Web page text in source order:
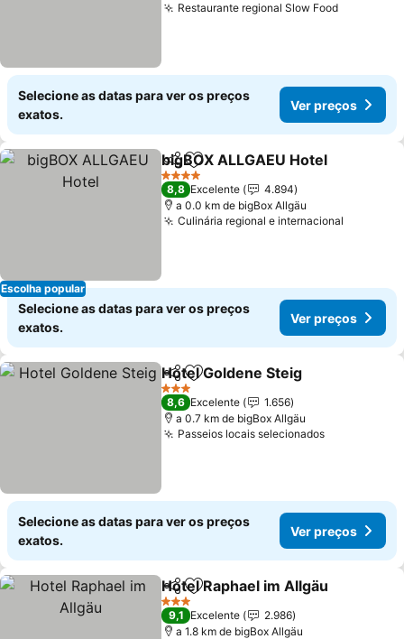
Restaurante regional Slow Food
Selecione as datas para ver os preços
exatos.
Ver preços
Escolha popular
PartilharAdicionar aos favoritos
bigBOX ALLGAEU Hotel
4 Estrelas
8,8 Excelente
4.894
a 0.0 km de bigBox Allgäu
Culinária regional e internacional
Selecione as datas para ver os preços
exatos.
Ver preços
PartilharAdicionar aos favoritos
Hotel Goldene Steig
3 Estrelas
8,6 Excelente
1.656
a 0.7 km de bigBox Allgäu
Passeios locais selecionados
Selecione as datas para ver os preços
exatos.
Ver preços
PartilharAdicionar aos favoritos
Hotel Raphael im Allgäu
3 Estrelas
9,1 Excelente
2.986
a 1.8 km de bigBox Allgäu